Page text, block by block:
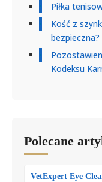
Piłka
Kość z
bezpieczna?
Kodeksu
Polecane
VetExpert Eye